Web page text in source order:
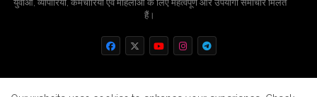
युवाओं, व्यापारियों, कर्मचारियों एवं महिलाओं के लिए महत्वपूर्ण और उपयोगी समाचार मिलते
हैं।